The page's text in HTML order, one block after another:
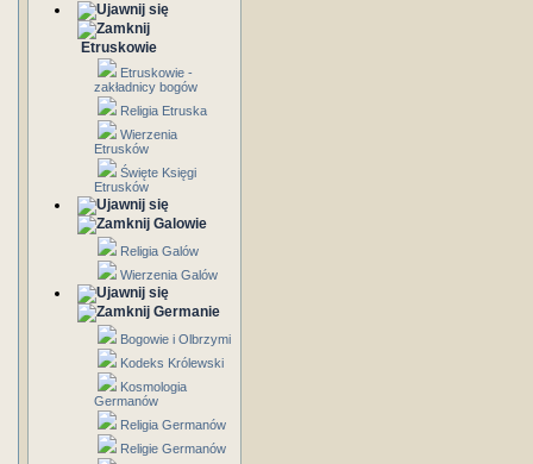
Etruskowie
Etruskowie -
zakładnicy bogów
Religia Etruska
Wierzenia
Etrusków
Święte Księgi
Etrusków
Galowie
Religia Galów
Wierzenia Galów
Germanie
Bogowie i Olbrzymi
Kodeks Królewski
Kosmologia
Germanów
Religia Germanów
Religie Germanów